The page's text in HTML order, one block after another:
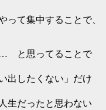
って集中することで、
… と思ってることで
出したくない」だけ
生だったと思わない